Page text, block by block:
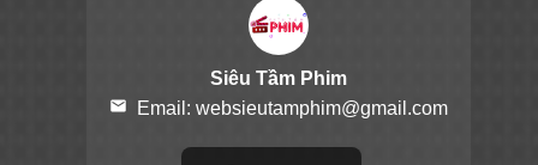
Siêu Tầm Phim
email Email: websieutamphim@gmail.com